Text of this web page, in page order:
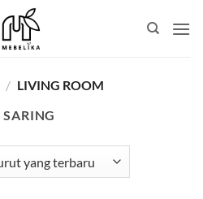
/ LIVING ROOM
SARING